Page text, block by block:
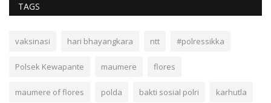
TAGS
vaksinasi hari bhayangkara ntt #polressikka
Polsek Kewapante maumere flores
maumere of flores polda bakti sosial polri karhutla